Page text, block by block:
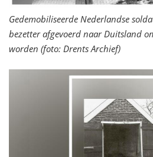
Gedemobiliseerde Nederlandse
bezetter afgevoerd naar Duitsland
worden (foto: Drents Archief)